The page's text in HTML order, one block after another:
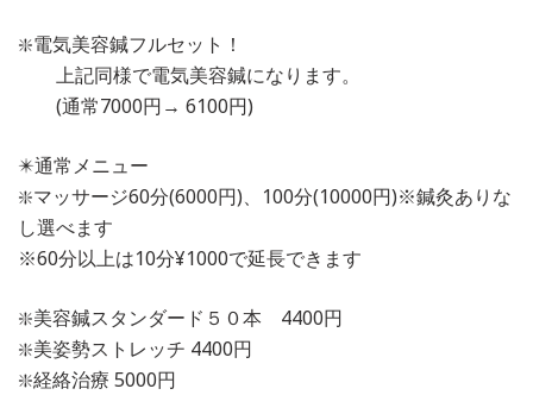
❇️電気美容鍼フルセット！
上記同様で電気美容鍼になります。
(通常7000円→ 6100円)
✴️通常メニュー
❇️マッサージ60分(6000円)、100分(10000円)※鍼灸ありな
し選べます
※60分以上は10分¥1000で延長できます
❇️美容鍼スタンダード５０本 4400円
❇️美姿勢ストレッチ 4400円
❇️経絡治療 5000円